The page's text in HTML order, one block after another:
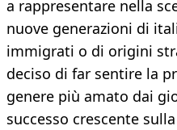
a rappresentare nella
nuove generazioni di
immigrati o di origini
deciso di far sentire la
genere più amato dai
successo crescente